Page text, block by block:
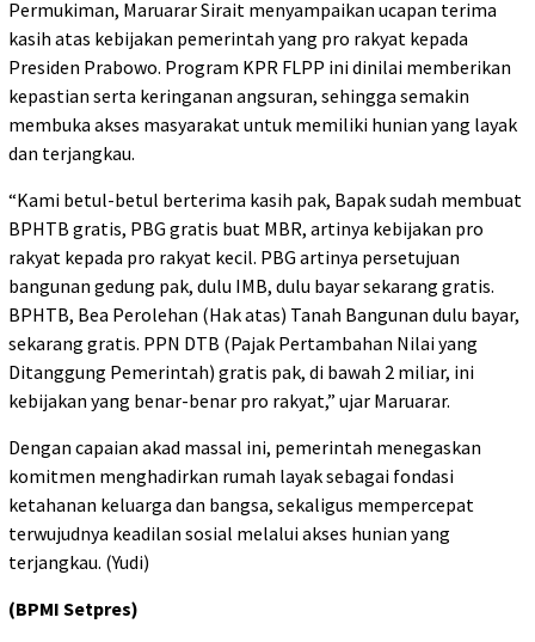
Permukiman, Maruarar Sirait menyampaikan ucapan terima
kasih atas kebijakan pemerintah yang pro rakyat kepada
Presiden Prabowo. Program KPR FLPP ini dinilai memberikan
kepastian serta keringanan angsuran, sehingga semakin
membuka akses masyarakat untuk memiliki hunian yang layak
dan terjangkau.
“Kami betul-betul berterima kasih pak, Bapak sudah membuat
BPHTB gratis, PBG gratis buat MBR, artinya kebijakan pro
rakyat kepada pro rakyat kecil. PBG artinya persetujuan
bangunan gedung pak, dulu IMB, dulu bayar sekarang gratis.
BPHTB, Bea Perolehan (Hak atas) Tanah Bangunan dulu bayar,
sekarang gratis. PPN DTB (Pajak Pertambahan Nilai yang
Ditanggung Pemerintah) gratis pak, di bawah 2 miliar, ini
kebijakan yang benar-benar pro rakyat,” ujar Maruarar.
Dengan capaian akad massal ini, pemerintah menegaskan
komitmen menghadirkan rumah layak sebagai fondasi
ketahanan keluarga dan bangsa, sekaligus mempercepat
terwujudnya keadilan sosial melalui akses hunian yang
terjangkau. (Yudi)
(BPMI Setpres)